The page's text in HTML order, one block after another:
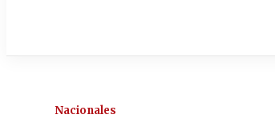
Nacionales